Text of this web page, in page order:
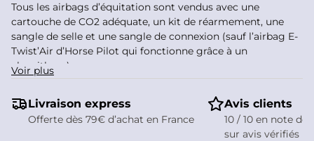
Tous les airbags d’équitation sont vendus avec une
cartouche de CO2 adéquate, un kit de réarmement, une
sangle de selle et une sangle de connexion (sauf l’airbag E-
Twist’Air d’Horse Pilot qui fonctionne grâce à un
algorithme).
Comment fonctionne un
airbag d’équitation ?
Voir plus
Livraison express
Offerte dès 79€ d’achat en France
Avis clients
10 / 10 en note
sur avis vérifiés